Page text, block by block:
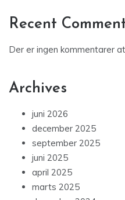
Recent
Der er ingen kommentarer
Archives
juni 2026
december 2025
september 2025
juni 2025
april 2025
marts 2025